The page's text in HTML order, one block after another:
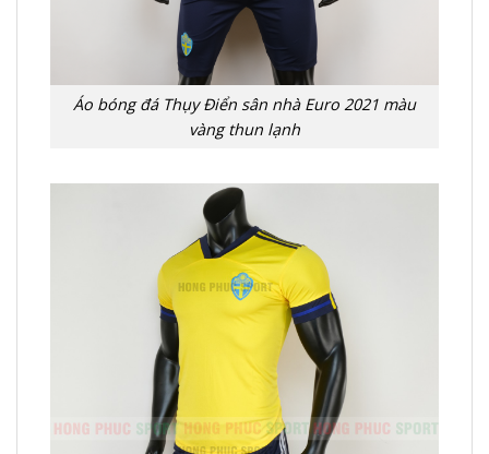
Áo bóng đá Thụy Điển sân nhà Euro 2021 màu
vàng thun lạnh